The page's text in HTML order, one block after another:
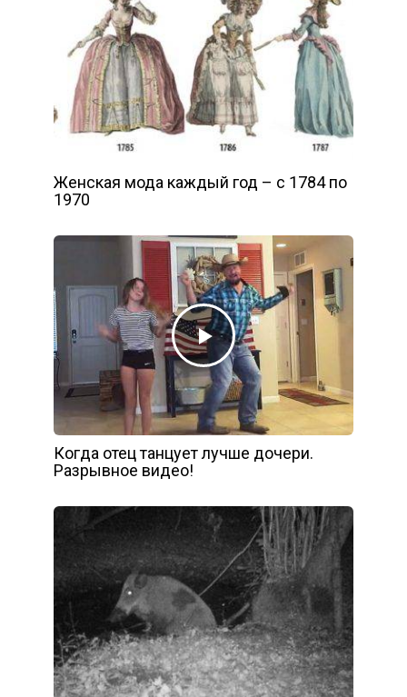
Женская мода каждый год – с 1784 по
1970
Когда отец танцует лучше дочери.
Разрывное видео!